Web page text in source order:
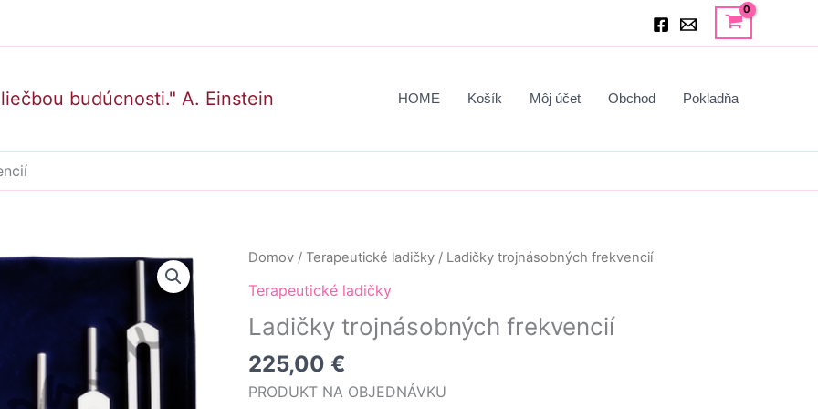
budúcnosti." A. Einstein HOME Košík Môj účet Obchod Pokladňa
Domov / Terapeutické ladičky / Ladičky trojnásobných frekvencií
Terapeutické ladičky
Ladičky trojnásobných frekvencií
225,00 €
PRODUKT NA OBJEDNÁVKU
množstvo
trojnásobných
frekvencií